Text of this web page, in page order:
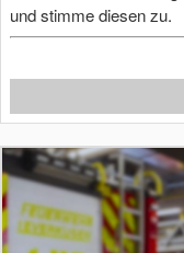
und stimme diesen zu.